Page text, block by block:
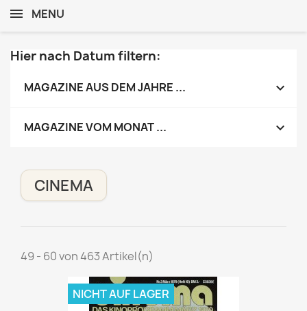
MENU
Hier nach Datum filtern:
MAGAZINE AUS DEM JAHRE ... 
MAGAZINE VOM MONAT ... 
CINEMA
49 - 60 von 463 Artikel(n)
NICHT AUF LAGER